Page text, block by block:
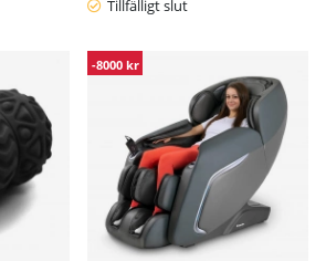
Tillfälligt slut
-8000 kr